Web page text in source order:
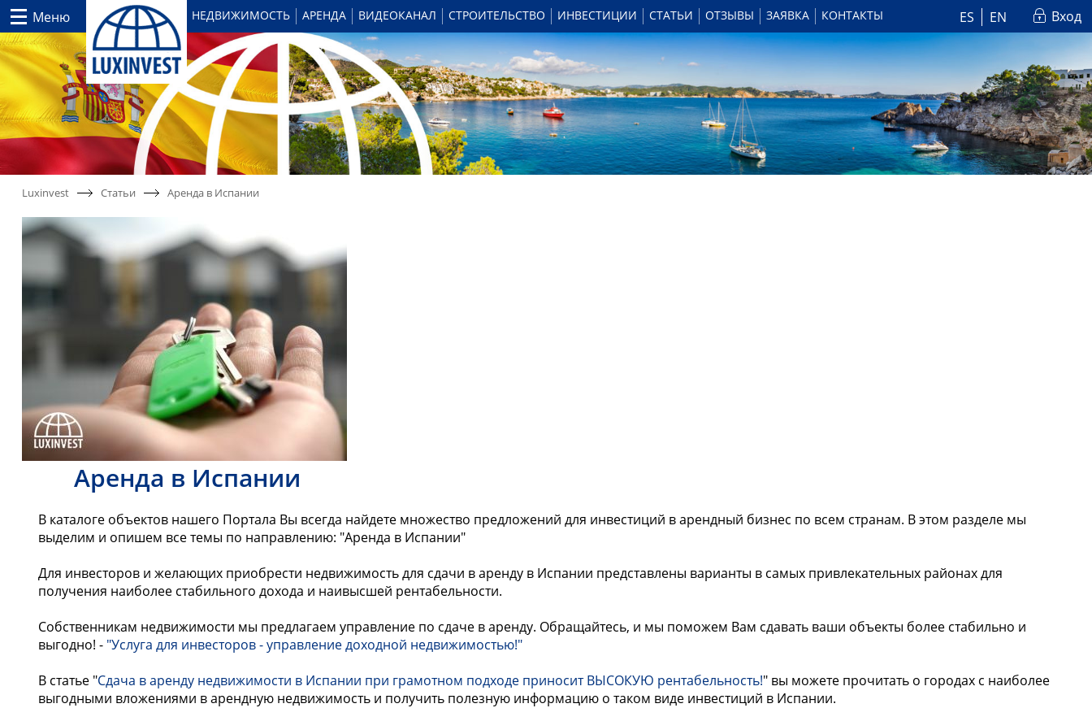
Меню НЕДВИЖИМОСТЬ АРЕНДА ВИДЕОКАНАЛ СТРОИТЕЛЬСТВО ИНВЕСТИЦИИ СТАТЬИ ОТЗЫВЫ ЗАЯВКА КОНТАКТЫ ES EN Вход
Luxinvest Статьи Аренда в Испании
Аренда в Испании
В каталоге объектов нашего Портала Вы всегда найдете множество предложений для инвестиций в арендный бизнес по всем странам. В этом разделе мы
выделим и опишем все темы по направлению: "Аренда в Испании"
Для инвесторов и желающих приобрести недвижимость для сдачи в аренду в Испании представлены варианты в самых привлекательных районах для
получения наиболее стабильного дохода и наивысшей рентабельности.
Собственникам недвижимости мы предлагаем управление по сдаче в аренду. Обращайтесь, и мы поможем Вам сдавать ваши объекты более стабильно и
выгодно! - "Услуга для инвесторов - управление доходной недвижимостью!"
В статье "Сдача в аренду недвижимости в Испании при грамотном подходе приносит ВЫСОКУЮ рентабельность!"вы можете прочитать о городах с наиболее
выгодными вложениями в арендную недвижимость и получить полезную информацию о таком виде инвестиций в Испании.